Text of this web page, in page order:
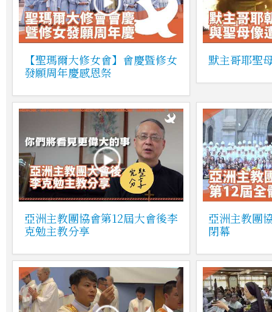
【聖瑪爾大修女會】會慶暨修女
發願周年慶感恩祭
默主哥耶聖
亞洲主教團協會第12屆大會後李
克勉主教分享
亞洲主教團
閉幕